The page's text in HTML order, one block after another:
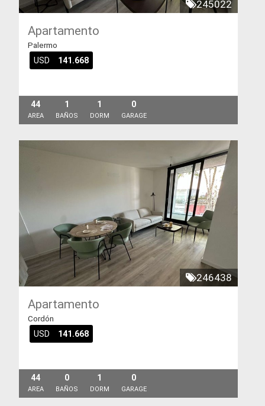
245022
Apartamento
Palermo
USD 141.668
44
AREA
1
BAÑOS
1
DORM
0
GARAGE
246438
Apartamento
Cordón
USD 141.668
44
AREA
0
BAÑOS
1
DORM
0
GARAGE